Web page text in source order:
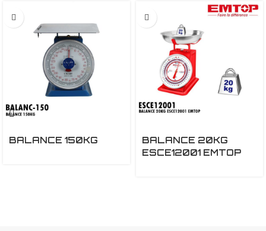
BALANCE 150KG
BALANCE 20KG
ESCE12001 EMTOP